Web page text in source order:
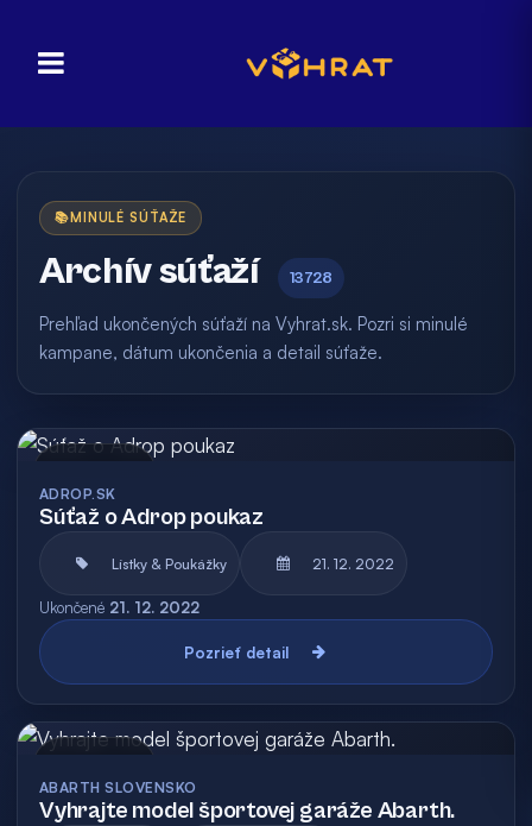
📚 MINULÉ SÚŤAŽE
Archív súťaží 13728
Prehľad ukončených súťaží na Vyhrat.sk. Pozri si minulé
kampane, dátum ukončenia a detail súťaže.
ADROP.SK
Súťaž o Adrop poukaz
Lístky & Poukážky 21. 12. 2022
Ukončené 21. 12. 2022
Pozrieť detail
ABARTH SLOVENSKO
Vyhrajte model športovej garáže Abarth.